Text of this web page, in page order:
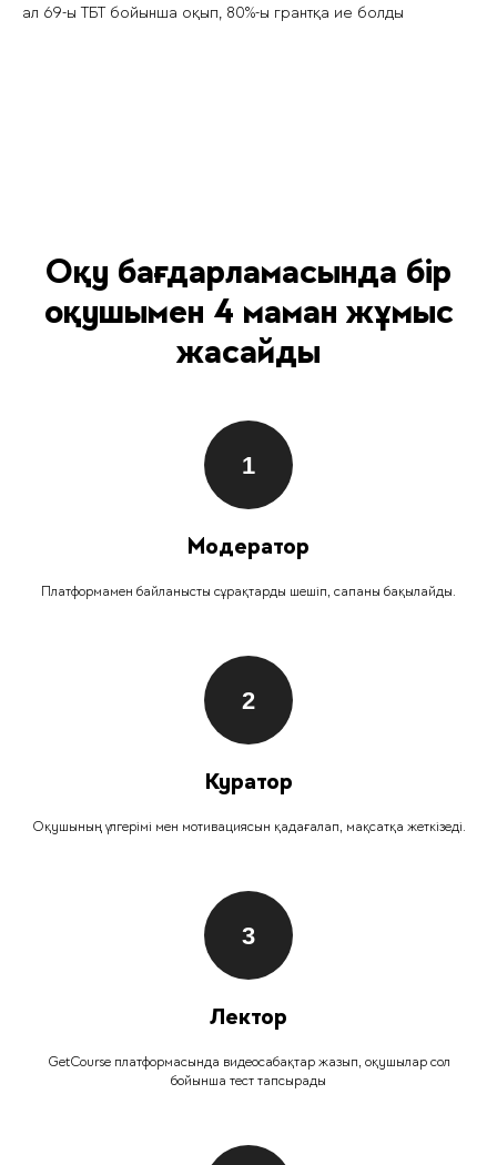
ал 69-ы ТБТ бойынша оқып, 80%-ы грантқа ие болды
Оқу бағдарламасында бір
оқушымен 4 маман жұмыс
жасайды
Модератор
Платформамен байланысты сұрақтарды шешіп, сапаны бақылайды.
Куратор
Оқушының үлгерімі мен мотивациясын қадағалап, мақсатқа жеткізеді.
Лектор
GetCourse платформасында видеосабақтар жазып, оқушылар сол
бойынша тест тапсырады